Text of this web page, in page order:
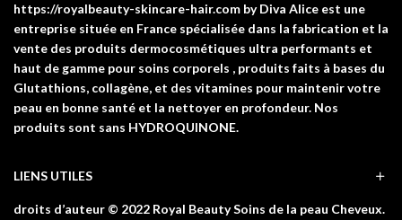
https://royalbeauty-skincare-hair.com by Diva Alice est une
entreprise située en France spécialisée dans la fabrication et la
vente des produits dermocosmétiques ultra performants et
haut de gamme pour soins corporels , produits faits à bases du
Glutathions, collagène, et des vitamines pour maintenir votre
peau en bonne santé et la nettoyer en profondeur. Nos
produits sont sans HYDROQUINONE.
LIENS UTILES
droits d’auteur © 2022 Royal Beauty Soins de la peau Cheveux.